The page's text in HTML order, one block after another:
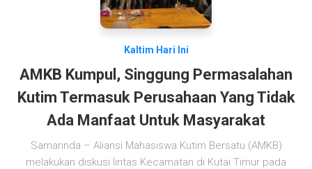
Kaltim Hari Ini
AMKB Kumpul, Singgung Permasalahan
Kutim Termasuk Perusahaan Yang Tidak
Ada Manfaat Untuk Masyarakat
Samarinda – Aliansi Mahasiswa Kutim Bersatu (AMKB)
melakukan diskusi lintas Kecamatan di Kutai Timur pada